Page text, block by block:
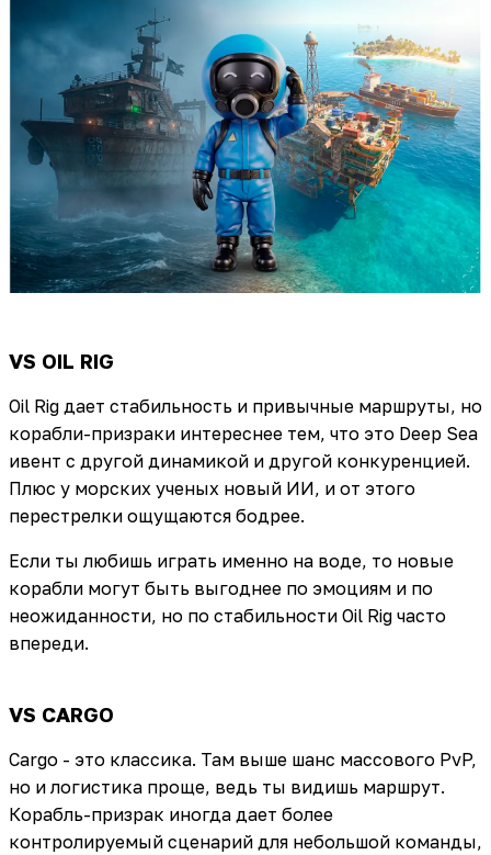
VS OIL RIG
Oil Rig дает стабильность и привычные маршруты, но
корабли-призраки интереснее тем, что это Deep Sea
ивент с другой динамикой и другой конкуренцией.
Плюс у морских ученых новый ИИ, и от этого
перестрелки ощущаются бодрее.
Если ты любишь играть именно на воде, то новые
корабли могут быть выгоднее по эмоциям и по
неожиданности, но по стабильности Oil Rig часто
впереди.
VS CARGO
Cargo - это классика. Там выше шанс массового PvP,
но и логистика проще, ведь ты видишь маршрут.
Корабль-призрак иногда дает более
контролируемый сценарий для небольшой команды,